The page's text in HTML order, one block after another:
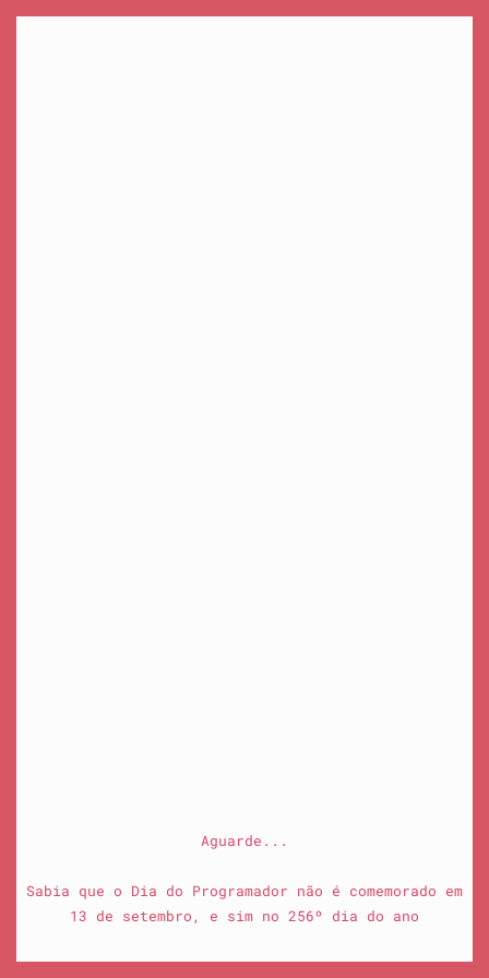
Aguarde...
Sabia que o Dia do Programador não é comemorado em
13 de setembro, e sim no 256º dia do ano